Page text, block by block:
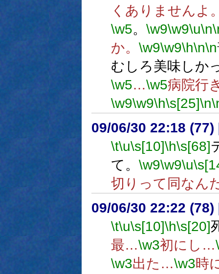
くありませんよ
\w5。 \w9\w9\u\n
か。 \w9\w9\h\n\n
むしろ美味しか
\w5…\w5病院行
\w9\w9\h\s[25]\n
09/06/30 22:18 (77)
\t\u\s[10]\h\s[68]
て。 \w9\w9\u
切りって同なん
09/06/30 22:22 (78)
\t\u\s[10]\h\s[20]
最…\w3初にし…
\w3出た…\w3時